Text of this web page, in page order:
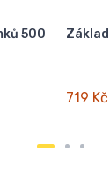
500
719 Kč